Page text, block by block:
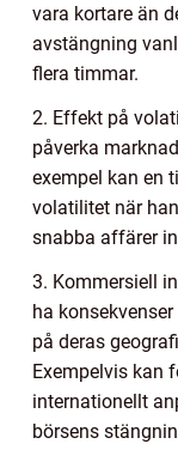
vara kortare än
avstängning
flera timmar.
2. Effekt på
påverka
exempel kan en
volatilitet när
snabba affärer
3. Kommersiell
ha
på deras
Exempelvis kan
internationellt
börsens